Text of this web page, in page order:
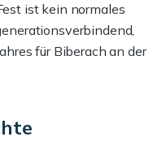
ist kein normales
für Biberach an der